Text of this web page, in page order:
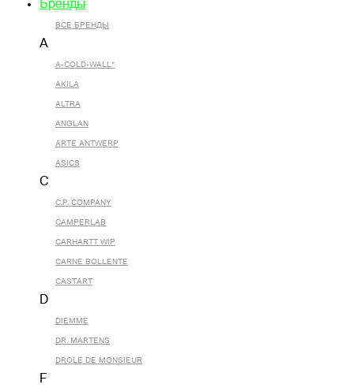
Бренды
ВСЕ БРЕНДЫ
A
A-COLD-WALL*
AKILA
ALTRA
ANGLAN
ARTE ANTWERP
ASICS
C
C.P. COMPANY
CAMPERLAB
CARHARTT WIP
CARNE BOLLENTE
CASTART
D
DIEMME
DR. MARTENS
DROLE DE MONSIEUR
F